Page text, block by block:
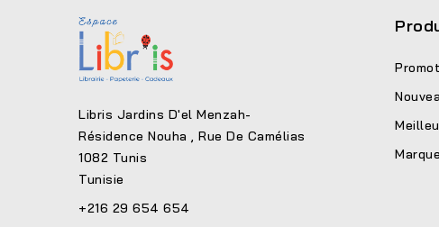
Libris Jardins D'el Menzah-
Résidence Nouha , Rue De Camélias
1082 Tunis
Tunisie
+216 29 654 654